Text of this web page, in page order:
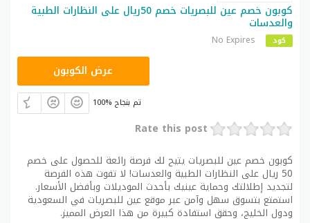
كوبون خصم عين للبصريات خصم 50ريال على النظارات الطبية
والعدسات
كود No Expires
عرض الكوبون
100% تم بنجاح
Rate this post
كوبون خصم عين للبصريات يتيح لك فرصة رائعة للحصول على خصم
50 ريال على النظارات الطبية والعدسات! لا تفوت هذه الفرصة
لتجديد إطلالتك وحماية عينيك بأحدث الموديلات وبأفضل الأسعار.
استمتع بتسوق سهل وآمن عبر موقع عين للبصريات في السعودية
ودول الخليج، وحقق استفادة كبيرة من هذا العرض المميز.